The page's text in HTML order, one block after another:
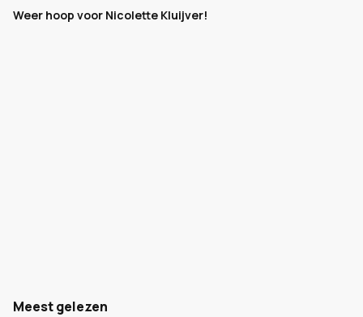
Weer hoop voor Nicolette Kluijver!
Meest gelezen